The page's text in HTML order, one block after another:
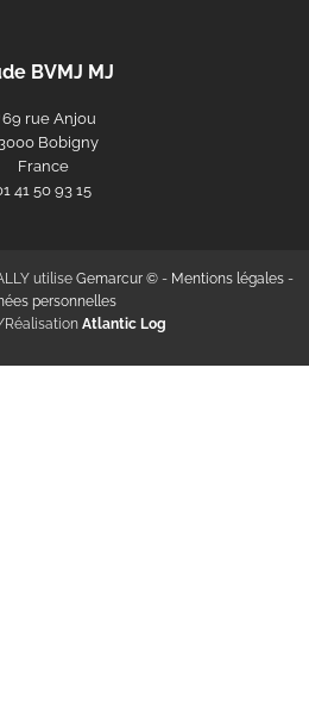
BVMJ MJ
rue Anjou
Bobigny
France
41 50 93 15‬
utilise Gemarcur © - Mentions légales -
personnelles
Atlantic Log